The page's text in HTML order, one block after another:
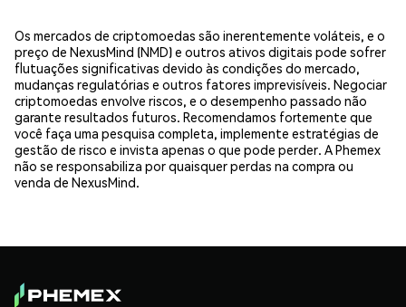
Os mercados de criptomoedas são inerentemente voláteis, e o
preço de NexusMind (NMD) e outros ativos digitais pode sofrer
flutuações significativas devido às condições do mercado,
mudanças regulatórias e outros fatores imprevisíveis. Negociar
criptomoedas envolve riscos, e o desempenho passado não
garante resultados futuros. Recomendamos fortemente que
você faça uma pesquisa completa, implemente estratégias de
gestão de risco e invista apenas o que pode perder. A Phemex
não se responsabiliza por quaisquer perdas na compra ou
venda de NexusMind.